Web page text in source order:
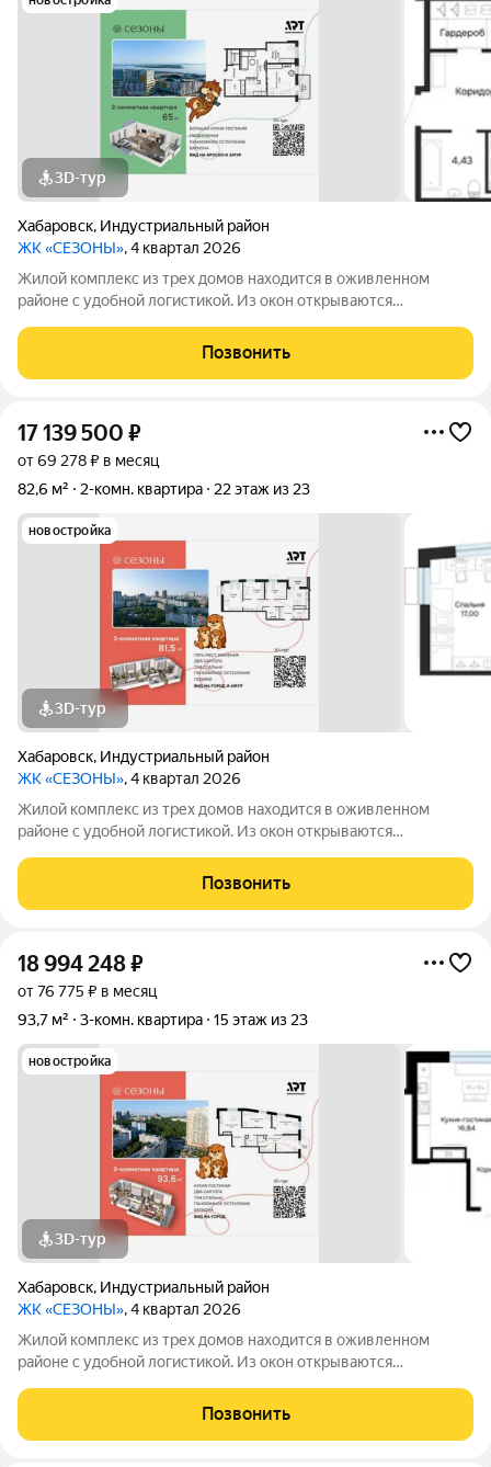
3D-тур
Хабаровск, Индустриальный район
ЖК «СЕЗОНЫ», 4 квартал 2026
Жилой комплекс из трех домов находится в оживленном
районе с удобной логистикой. Из окон открываются
районе уже есть все, что обеспечивает комфорт и помогает
жить с удовольствием. При этом, нам
Позвонить
17 139 500 ₽
от 69 278 ₽ в месяц
82,6 м²
2-комн. квартира 22 этаж из 23
новостройка
3D-тур
Хабаровск, Индустриальный район
ЖК «СЕЗОНЫ», 4 квартал 2026
Жилой комплекс из трех домов находится в оживленном
районе с удобной логистикой. Из окон открываются
районе уже есть все, что обеспечивает комфорт и помогает
жить с удовольствием. При этом, нам
Позвонить
18 994 248₽
от 76 775 ₽ в месяц
93,7 м²
3-комн. квартира 15 этаж из 23
новостройка
3D-тур
Хабаровск, Индустриальный район
ЖК «СЕЗОНЫ», 4 квартал 2026
Жилой комплекс из трех домов находится в оживленном
районе с удобной логистикой. Из окон открываются
районе уже есть все, что обеспечивает комфорт и помогает
жить с удовольствием. При этом, нам
Позвонить